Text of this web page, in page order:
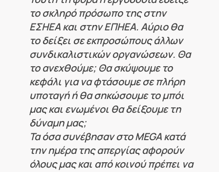
το σκληρό πρόσωπο της στην
ΕΣΗΕΑ και στην ΕΠΗΕΑ. Αύριο θα
το δείξει σε εκπροσώπους άλλων
συνδικαλιστικών οργανώσεων. Θα
το ανεχθούμε; Θα σκύψουμε το
κεφάλι για να φτάσουμε σε πλήρη
υποταγή ή θα σηκώσουμε το μπόι
μας και ενωμένοι θα δείξουμε τη
δύναμη μας;
Τα όσα συνέβησαν στο MEGA κατά
την ημέρα της απεργίας αφορούν
όλους μας και από κοινού πρέπει να